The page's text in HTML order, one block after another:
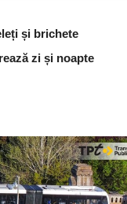
și brichete
zi și noapte